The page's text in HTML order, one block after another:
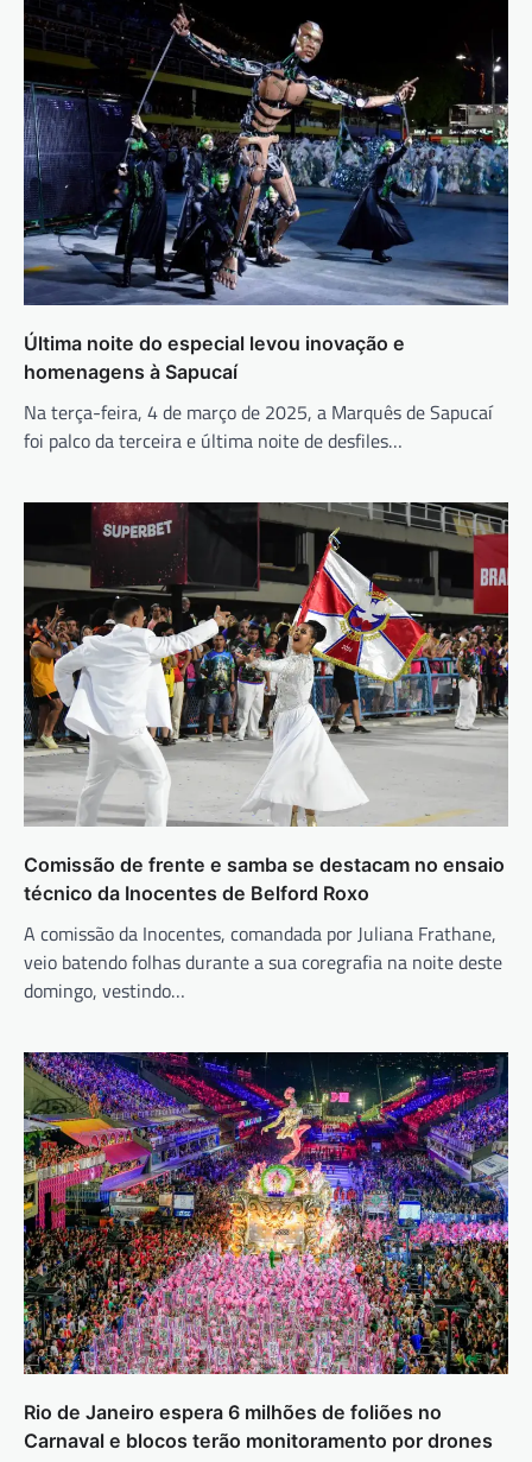
Última noite do especial levou inovação e
homenagens à Sapucaí
Na terça-feira, 4 de março de 2025, a Marquês de Sapucaí
foi palco da terceira e última noite de desfiles…
Comissão de frente e samba se destacam no ensaio
técnico da Inocentes de Belford Roxo
A comissão da Inocentes, comandada por Juliana Frathane,
veio batendo folhas durante a sua coregrafia na noite deste
domingo, vestindo…
Rio de Janeiro espera 6 milhões de foliões no
Carnaval e blocos terão monitoramento por drones